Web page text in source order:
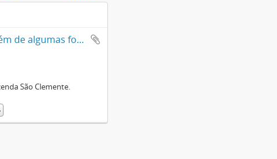
Casas e fazendas que pertenceram à família Clemente Pinto, além de algumas fotos de Nova Friburgo.
São Clemente.